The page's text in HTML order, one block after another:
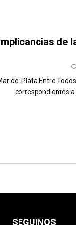
de
del Plata Entre
correspondientes a
SEGUINOS